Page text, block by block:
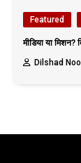
Featured
मीडिया या
Dilshad